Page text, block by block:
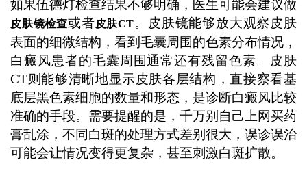
如果伍德灯检查结果不够明确，医生可能会建议做
皮肤镜检查或者皮肤CT。皮肤镜能够放大观察皮肤
表面的细微结构，看到毛囊周围的色素分布情况，
白癜风患者的毛囊周围通常还有残留色素。皮肤
CT则能够清晰地显示皮肤各层结构，直接察看基
底层黑色素细胞的数量和形态，是诊断白癜风比较
准确的手段。需要提醒的是，千万别自己上网买药
膏乱涂，不同白斑的处理方式差别很大，误诊误治
可能会让情况变得更复杂，甚至刺激白斑扩散。